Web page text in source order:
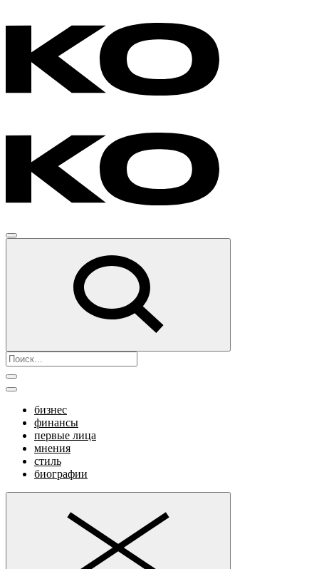
бизнес
финансы
первые лица
мнения
стиль
биографии